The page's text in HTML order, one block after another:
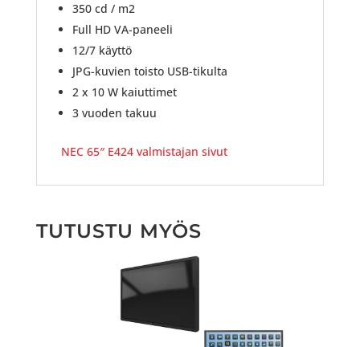
350 cd / m2
Full HD VA-paneeli
12/7 käyttö
JPG-kuvien toisto USB-tikulta
2 x 10 W kaiuttimet
3 vuoden takuu
NEC 65″ E424 valmistajan sivut
TUTUSTU MYÖS